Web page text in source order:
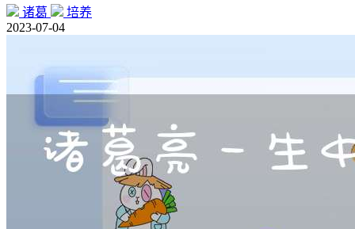
诸葛
培养
2023-07-04